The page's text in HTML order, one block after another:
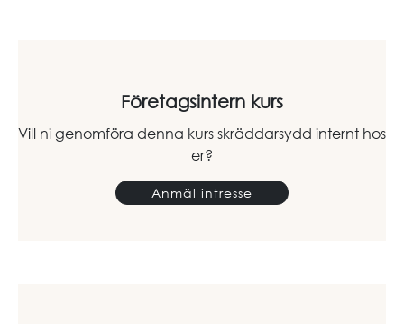
Företagsintern kurs
Vill ni genomföra denna kurs skräddarsydd internt hos
er?
Anmäl intresse